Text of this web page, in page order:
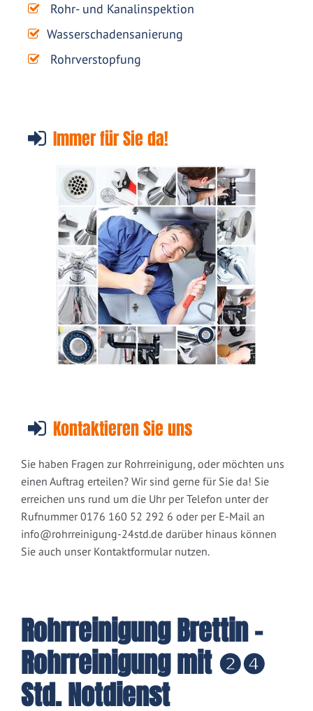
Rohr- und Kanalinspektion
Wasserschadensanierung
Rohrverstopfung
Immer für Sie da!
Kontaktieren Sie uns
Sie haben Fragen zur Rohrreinigung, oder möchten uns
einen Auftrag erteilen? Wir sind gerne für Sie da! Sie
erreichen uns rund um die Uhr per Telefon unter der
Rufnummer 0176 160 52 292 6 oder per E-Mail an
info@rohrreinigung-24std.de darüber hinaus können
Sie auch unser Kontaktformular nutzen.
Rohrreinigung Brettin -
Rohrreinigung mit ❷❹
Std. Notdienst